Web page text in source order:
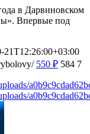
в Дарвиновском
Впервые под
21T12:26:00+03:00
550 ₽ 584 7